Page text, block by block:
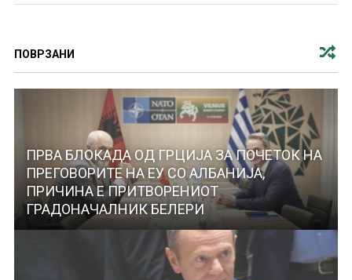
ПОВРЗАНИ
ПРВА БЛОКАДА ОД ГРЦИЈА ЗА ПОЧЕТОК НА
ПРЕГОВОРИТЕ НА ЕУ СО АЛБАНИЈА,
ПРИЧИНА Е ПРИТВОРЕНИОТ
ГРАДОНАЧАЛНИК БЕЛЕРИ